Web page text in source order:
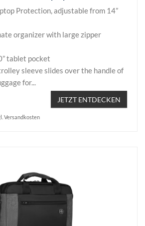
Protection, adjustable from 14”
organizer with large zipper
tablet pocket
sleeve slides over the handle of
for...
JETZT ENTDECKEN
Versandkosten